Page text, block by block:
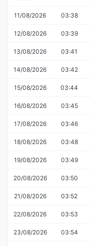
11/08/2026 03:38
12/08/2026 03:39
13/08/2026 03:41
14/08/2026 03:42
15/08/2026 03:44
16/08/2026 03:45
17/08/2026 03:46
18/08/2026 03:48
19/08/2026 03:49
20/08/2026 03:50
21/08/2026 03:52
22/08/2026 03:53
23/08/2026 03:54